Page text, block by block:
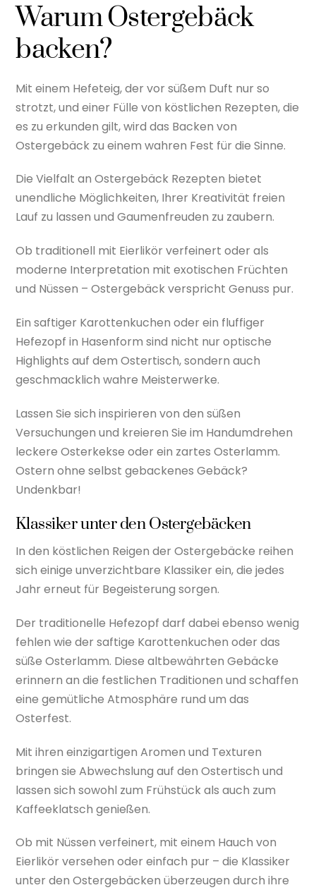
Warum Ostergebäck
backen?
Mit einem Hefeteig, der vor süßem Duft nur so
strotzt, und einer Fülle von köstlichen Rezepten, die
es zu erkunden gilt, wird das Backen von
Ostergebäck zu einem wahren Fest für die Sinne.
Die Vielfalt an Ostergebäck Rezepten bietet
unendliche Möglichkeiten, Ihrer Kreativität freien
Lauf zu lassen und Gaumenfreuden zu zaubern.
Ob traditionell mit Eierlikör verfeinert oder als
moderne Interpretation mit exotischen Früchten
und Nüssen – Ostergebäck verspricht Genuss pur.
Ein saftiger Karottenkuchen oder ein fluffiger
Hefezopf in Hasenform sind nicht nur optische
Highlights auf dem Ostertisch, sondern auch
geschmacklich wahre Meisterwerke.
Lassen Sie sich inspirieren von den süßen
Versuchungen und kreieren Sie im Handumdrehen
leckere Osterkekse oder ein zartes Osterlamm.
Ostern ohne selbst gebackenes Gebäck?
Undenkbar!
Klassiker unter den Ostergebäcken
In den köstlichen Reigen der Ostergebäcke reihen
sich einige unverzichtbare Klassiker ein, die jedes
Jahr erneut für Begeisterung sorgen.
Der traditionelle Hefezopf darf dabei ebenso wenig
fehlen wie der saftige Karottenkuchen oder das
süße Osterlamm. Diese altbewährten Gebäcke
erinnern an die festlichen Traditionen und schaffen
eine gemütliche Atmosphäre rund um das
Osterfest.
Mit ihren einzigartigen Aromen und Texturen
bringen sie Abwechslung auf den Ostertisch und
lassen sich sowohl zum Frühstück als auch zum
Kaffeeklatsch genießen.
Ob mit Nüssen verfeinert, mit einem Hauch von
Eierlikör versehen oder einfach pur – die Klassiker
unter den Ostergebäcken überzeugen durch ihre